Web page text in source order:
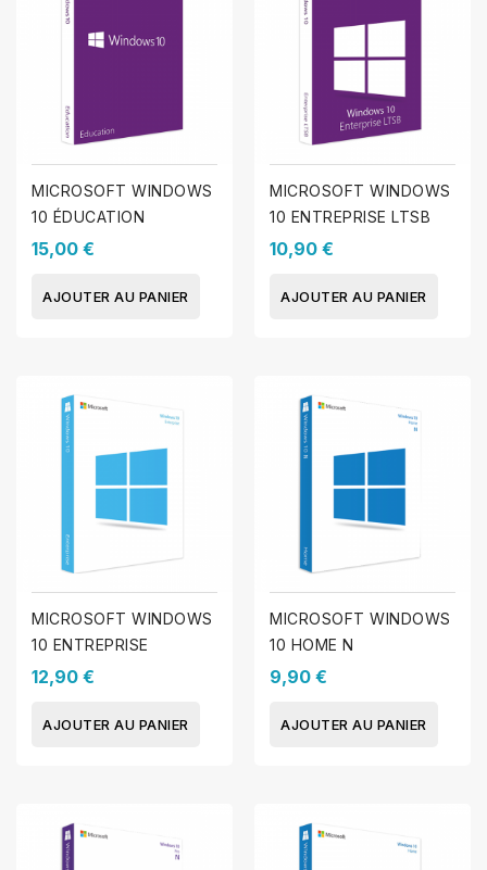
MICROSOFT WINDOWS
10 ÉDUCATION
15,00 €
AJOUTER AU PANIER
MICROSOFT WINDOWS
10 ENTREPRISE LTSB
10,90 €
AJOUTER AU PANIER
MICROSOFT WINDOWS
10 ENTREPRISE
12,90 €
AJOUTER AU PANIER
MICROSOFT WINDOWS
10 HOME N
9,90 €
AJOUTER AU PANIER